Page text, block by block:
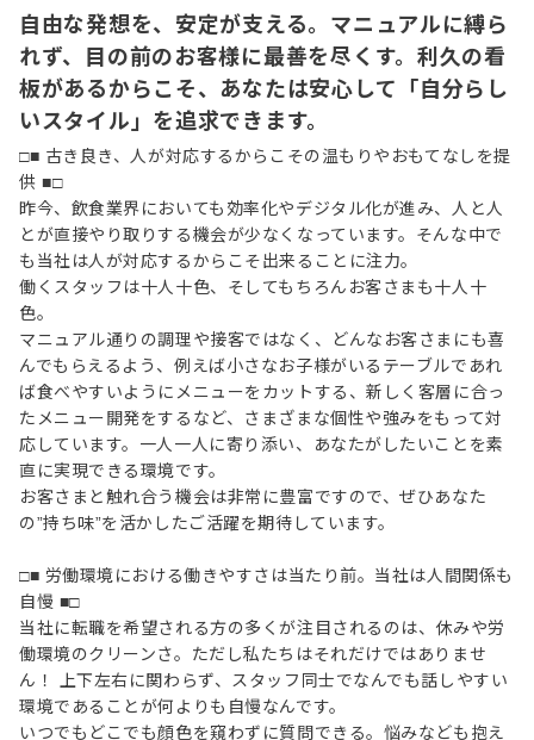
自由な発想を、安定が支える。マニュアルに縛ら
れず、目の前のお客様に最善を尽くす。利久の看
板があるからこそ、あなたは安心して「自分らし
いスタイル」を追求できます。
□■ 古き良き、人が対応するからこその温もりやおもてなしを提
供 ■□
昨今、飲食業界においても効率化やデジタル化が進み、人と人
とが直接やり取りする機会が少なくなっています。そんな中で
も当社は人が対応するからこそ出来ることに注力。
働くスタッフは十人十色、そしてもちろんお客さまも十人十
色。
マニュアル通りの調理や接客ではなく、どんなお客さまにも喜
んでもらえるよう、例えば小さなお子様がいるテーブルであれ
ば食べやすいようにメニューをカットする、新しく客層に合っ
たメニュー開発をするなど、さまざまな個性や強みをもって対
応しています。一人一人に寄り添い、あなたがしたいことを素
直に実現できる環境です。
お客さまと触れ合う機会は非常に豊富ですので、ぜひあなた
の”持ち味”を活かしたご活躍を期待しています。
□■ 労働環境における働きやすさは当たり前。当社は人間関係も
自慢 ■□
当社に転職を希望される方の多くが注目されるのは、休みや労
働環境のクリーンさ。ただし私たちはそれだけではありませ
ん！ 上下左右に関わらず、スタッフ同士でなんでも話しやすい
環境であることが何よりも自慢なんです。
いつでもどこでも顔色を窺わずに質問できる。悩みなども抱え